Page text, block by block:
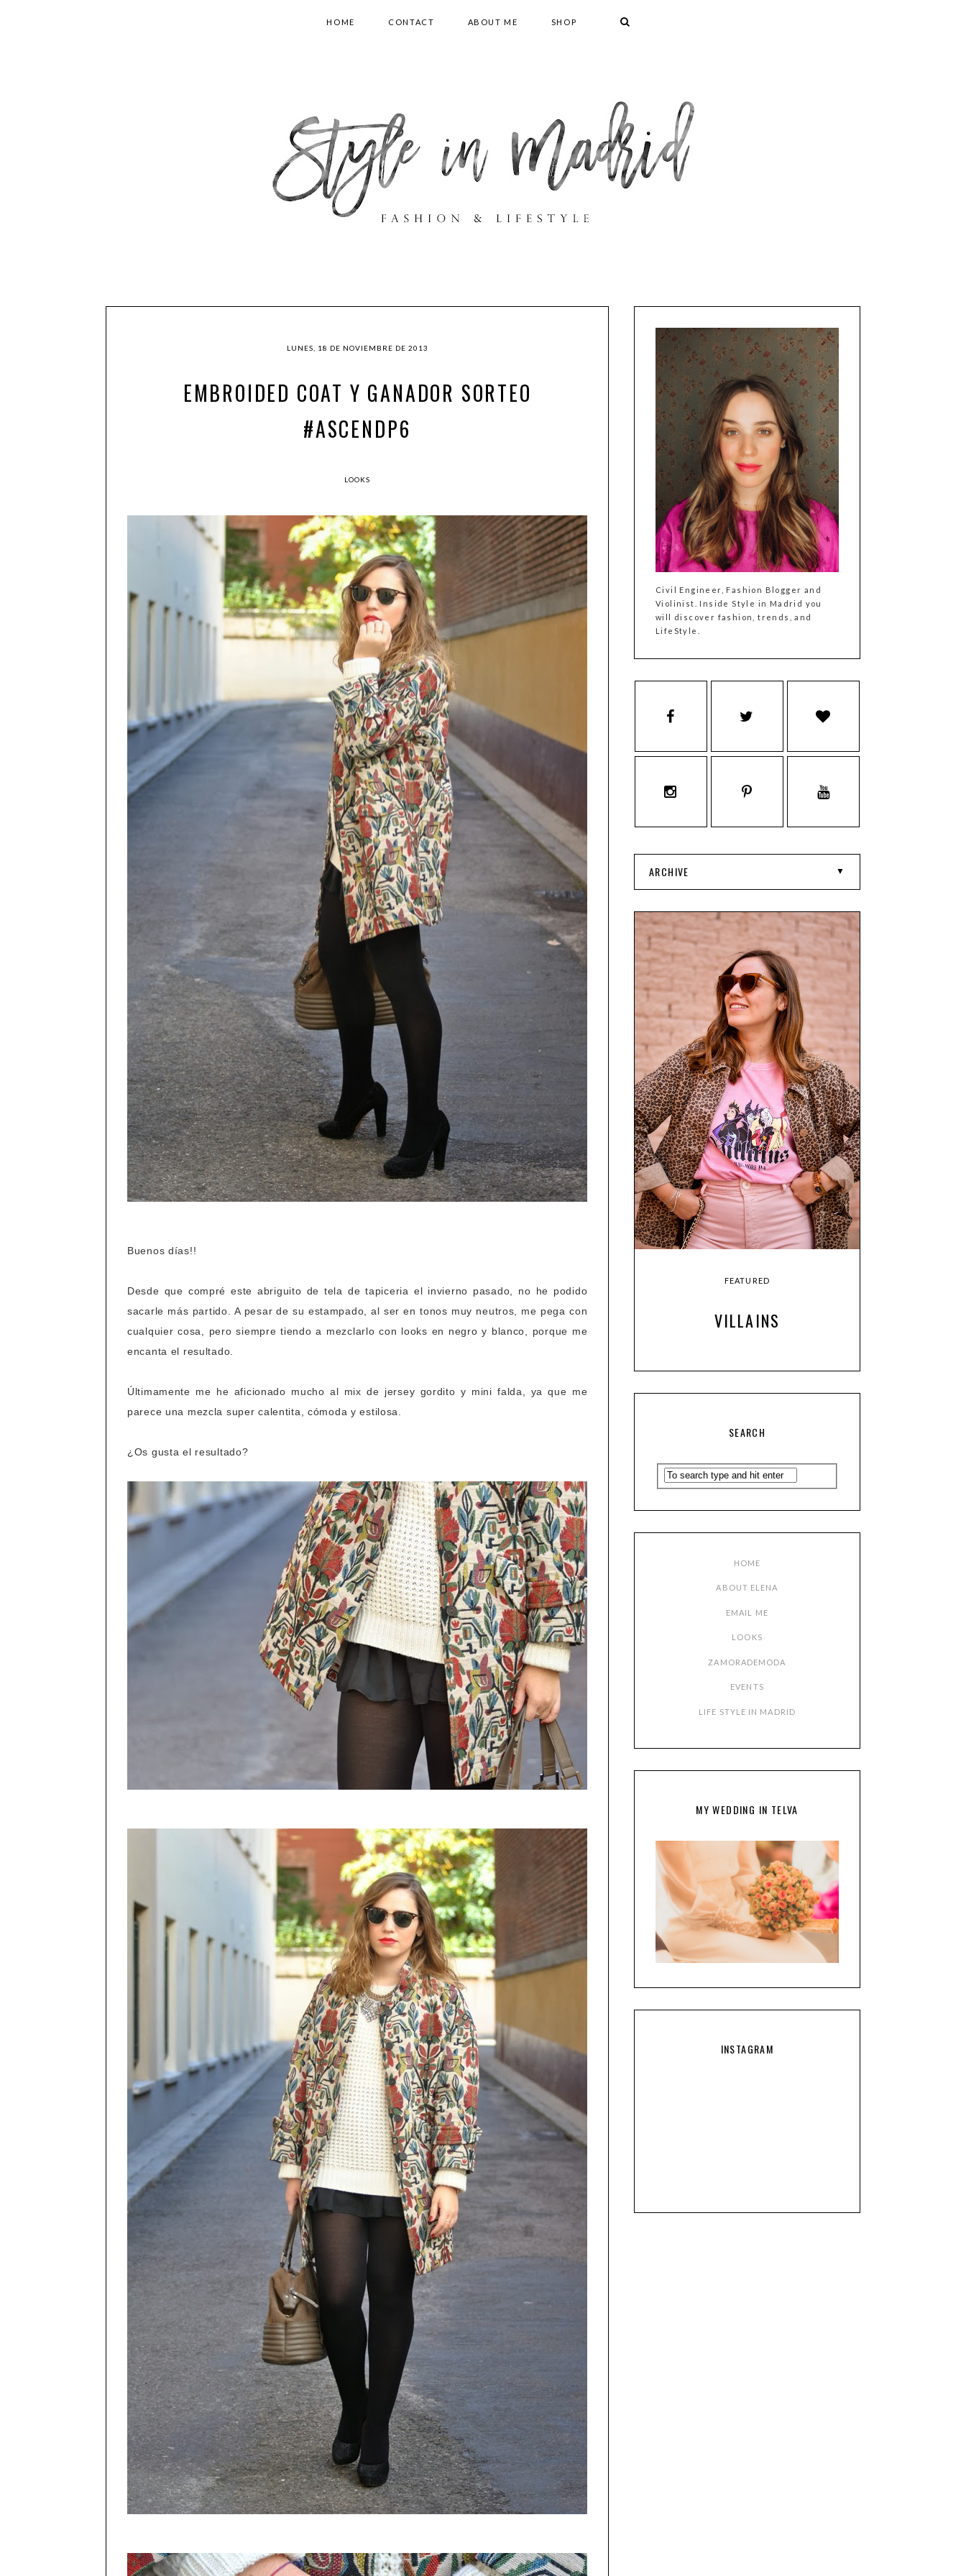
HOME CONTACT ABOUT ME SHOP
LUNES, 18 DE NOVIEMBRE DE 2013
EMBROIDED COAT Y GANADOR SORTEO
#ASCENDP6
LOOKS
Buenos días!!
Desde que compré este abriguito de tela de tapiceria el invierno pasado, no he podido
sacarle más partido. A pesar de su estampado, al ser en tonos muy neutros, me pega con
cualquier cosa, pero siempre tiendo a mezclarlo con looks en negro y blanco, porque me
encanta el resultado.
Últimamente me he aficionado mucho al mix de jersey gordito y mini falda, ya que me
parece una mezcla super calentita, cómoda y estilosa.
¿Os gusta el resultado?
Civil Engineer, Fashion Blogger and
Violinist. Inside Style in Madrid you
will discover fashion, trends, and
LifeStyle.
ARCHIVE
FEATURED
VILLAINS
SEARCH
HOME
ABOUT ELENA
EMAIL ME
LOOKS
ZAMORADEMODA
EVENTS
LIFE STYLE IN MADRID
MY WEDDING IN TELVA
INSTAGRAM